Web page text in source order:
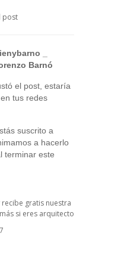
post
Barnó
el post, estaría
tus redes
suscrito a
a hacerlo
terminar este
gratis nuestra
si eres arquitecto